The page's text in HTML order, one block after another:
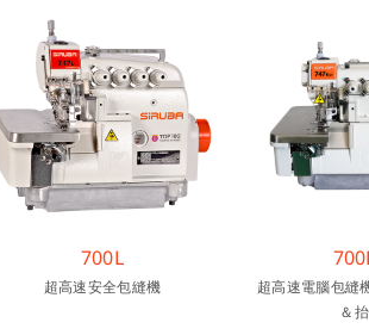
700L
超高速安全包縫機
超高速電腦包縫
＆